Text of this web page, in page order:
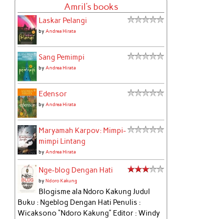
Amril's books
Laskar Pelangi
byAndrea Hirata
Sang Pemimpi
byAndrea Hirata
Edensor
byAndrea Hirata
Maryamah Karpov: Mimpi-
mimpi Lintang
byAndrea Hirata
Nge-blog Dengan Hati
byNdoro Kakung
Blogisme ala Ndoro Kakung Judul
Buku : Ngeblog Dengan Hati Penulis :
Wicaksono “Ndoro Kakung” Editor : Windy